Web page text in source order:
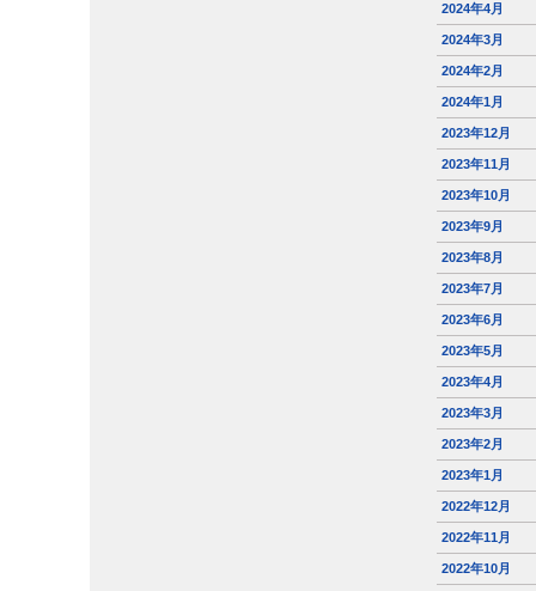
2024年4月
2024年3月
2024年2月
2024年1月
2023年12月
2023年11月
2023年10月
2023年9月
2023年8月
2023年7月
2023年6月
2023年5月
2023年4月
2023年3月
2023年2月
2023年1月
2022年12月
2022年11月
2022年10月